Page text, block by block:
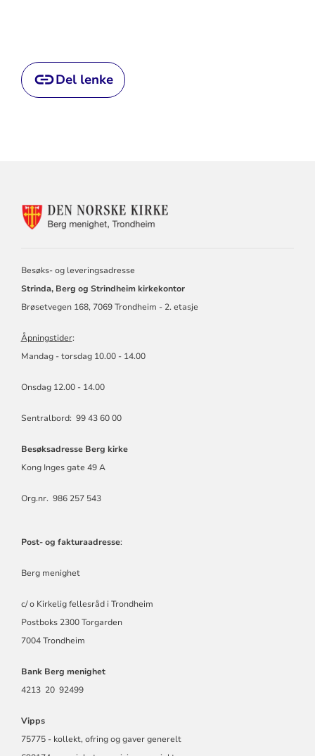
Del lenke
Besøks- og leveringsadresse
Strinda, Berg og Strindheim kirkekontor
Brøsetvegen 168, 7069 Trondheim - 2. etasje
Åpningstider:
Mandag - torsdag 10.00 - 14.00
Onsdag 12.00 - 14.00
Sentralbord: 99 43 60 00
Besøksadresse Berg kirke
Kong Inges gate 49 A
Org.nr. 986 257 543
Post- og fakturaadresse:
Berg menighet
c/ o Kirkelig fellesråd i Trondheim
Postboks 2300 Torgarden
7004 Trondheim
Bank Berg menighet
4213 20 92499
Vipps
75775 - kollekt, ofring og gaver generelt